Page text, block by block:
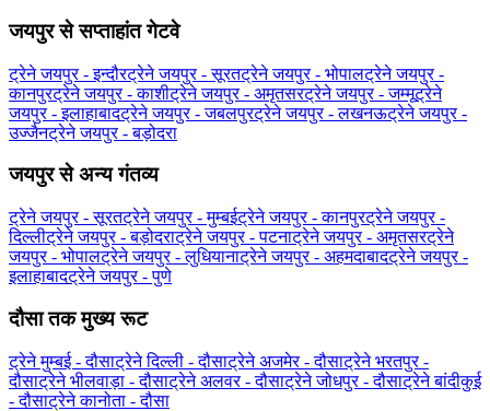
जयपुर से सप्ताहांत गेटवे
ट्रेने जयपुर - इन्दौरट्रेने जयपुर - सूरतट्रेने जयपुर - भोपालट्रेने जयपुर -
कानपुरट्रेने जयपुर - काशीट्रेने जयपुर - अमृतसरट्रेने जयपुर - जम्मूट्रेने
जयपुर - इलाहाबादट्रेने जयपुर - जबलपुरट्रेने जयपुर - लखनऊट्रेने जयपुर -
उज्जैनट्रेने जयपुर - बड़ोदरा
जयपुर से अन्य गंतव्य
ट्रेने जयपुर - सूरतट्रेने जयपुर - मुम्बईट्रेने जयपुर - कानपुरट्रेने जयपुर -
दिल्लीट्रेने जयपुर - बड़ोदराट्रेने जयपुर - पटनाट्रेने जयपुर - अमृतसरट्रेने
जयपुर - भोपालट्रेने जयपुर - लुधियानाट्रेने जयपुर - अहमदाबादट्रेने जयपुर -
इलाहाबादट्रेने जयपुर - पुणे
दौसा तक मुख्य रूट
ट्रेने मुम्बई - दौसाट्रेने दिल्ली - दौसाट्रेने अजमेर - दौसाट्रेने भरतपुर -
दौसाट्रेने भीलवाड़ा - दौसाट्रेने अलवर - दौसाट्रेने जोधपुर - दौसाट्रेने बांदीकुई
- दौसाट्रेने कानोता - दौसा